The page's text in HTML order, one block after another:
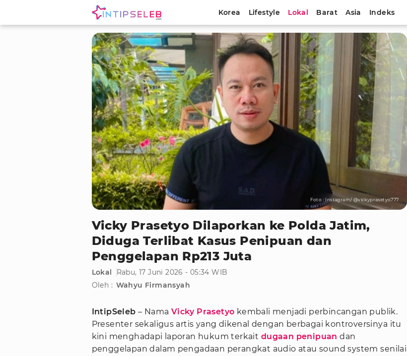
Korea Lifestyle Lokal Barat Asia Indeks
Foto : Instagram/ @vickyprasetyo777
Vicky Prasetyo Dilaporkan ke Polda Jatim,
Diduga Terlibat Kasus Penipuan dan
Penggelapan Rp213 Juta
Lokal
Rabu, 17 Juni 2026 - 05:34 WIB
Oleh : Wahyu Firmansyah
IntipSeleb – Nama Vicky Prasetyo kembali menjadi perbincangan publik.
Presenter sekaligus artis yang dikenal dengan berbagai kontroversinya itu
kini menghadapi laporan hukum terkait dugaan penipuan dan
penggelapan dalam pengadaan perangkat audio atau sound system senilai